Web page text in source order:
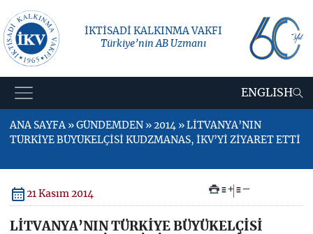
İKTİSADİ KALKINMA VAKFI
Türkiye’nin AB Uzmanı
ENGLISH
ANA SAYFA » GÜNDEMDEN » 2014 » LİTVANYA’NIN
TÜRKİYE BÜYÜKELÇİSİ KUDZMANAS, İKV’Yİ ZİYARET ETTİ
21 Kasım 2014 + –
LİTVANYA’NIN TÜRKİYE BÜYÜKELÇİSİ